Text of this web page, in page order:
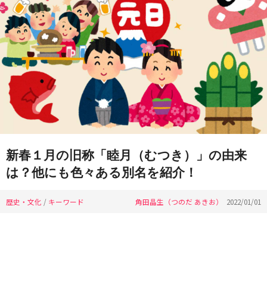
新春１月の旧称「睦月（むつき）」の由来
は？他にも色々ある別名を紹介！
歴史・文化 / キーワード 角田晶生（つのだ あきお） 2022/01/01